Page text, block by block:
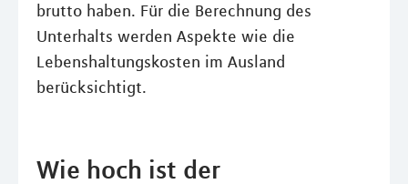
brutto haben. Für die Berechnung des
Unterhalts werden Aspekte wie die
Lebenshaltungskosten im Ausland
berücksichtigt.
Wie hoch ist der